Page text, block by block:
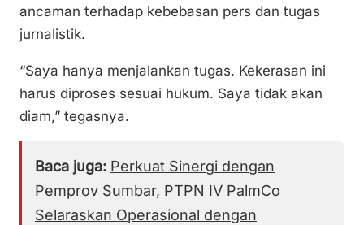
ancaman terhadap kebebasan pers dan tugas
jurnalistik.
“Saya hanya menjalankan tugas. Kekerasan ini
harus diproses sesuai hukum. Saya tidak akan
diam,” tegasnya.
Baca juga: Perkuat Sinergi dengan
Pemprov Sumbar, PTPN IV PalmCo
Selaraskan Operasional dengan